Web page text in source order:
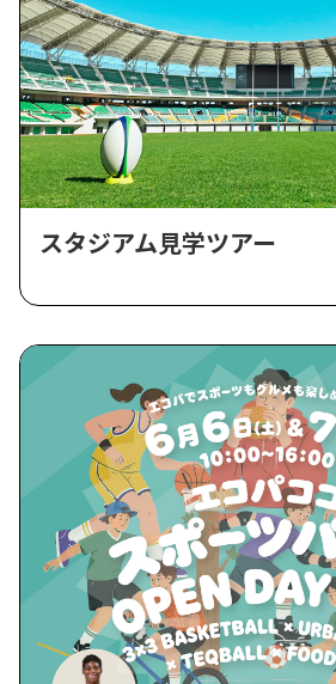
スタジアム見学ツアー